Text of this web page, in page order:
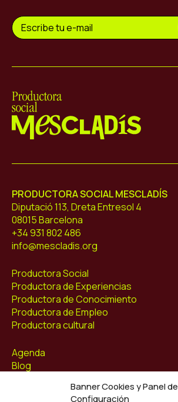
Banner Cookies y Panel de
Configuración
PRODUCTORA SOCIAL MESCLADÍS
Diputació 113, Dreta Entresol 4
08015 Barcelona
+34 931 802 486
info@mescladis.org
Productora Social
Productora de Experiencias
Productora de Conocimiento
Productora de Empleo
Productora cultural
Agenda
Blog